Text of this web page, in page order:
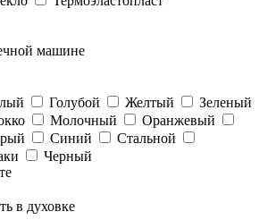
машине
Голубой Желтый
Зеленый
Молочный
Оранжевый
Синий
Стальной
Черный
в духовке